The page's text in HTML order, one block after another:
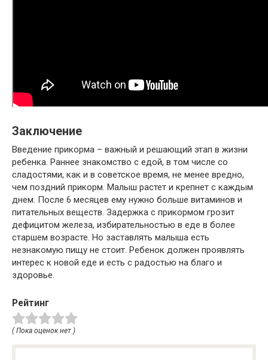
Заключение
Введение прикорма – важный и решающий этап в жизни
ребенка. Раннее знакомство с едой, в том числе со
сладостями, как и в советское время, не менее вредно,
чем поздний прикорм. Малыш растет и крепнет с каждым
днем. После 6 месяцев ему нужно больше витаминов и
питательных веществ. Задержка с прикормом грозит
дефицитом железа, избирательностью в еде в более
старшем возрасте. Но заставлять малыша есть
незнакомую пищу не стоит. Ребенок должен проявлять
интерес к новой еде и есть с радостью на благо и
здоровье.
Рейтинг
( Пока оценок нет )